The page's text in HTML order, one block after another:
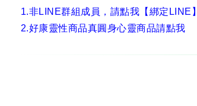
1.非LINE群組成員， 請點我【綁定LINE】
2.好康靈性商品真圓身心靈商品請點我